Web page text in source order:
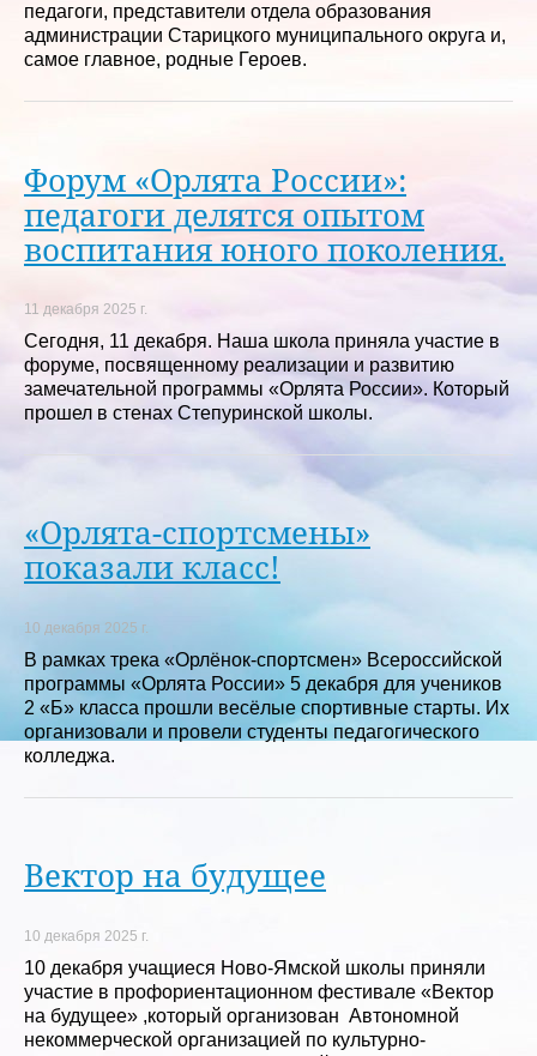
педагоги, представители отдела образования
администрации Старицкого муниципального округа и,
самое главное, родные Героев.
Форум «Орлята России»:
педагоги делятся опытом
воспитания юного поколения.
11 декабря 2025 г.
Сегодня, 11 декабря. Наша школа приняла участие в
форуме, посвященному реализации и развитию
замечательной программы «Орлята России». Который
прошел в стенах Степуринской школы.
«Орлята-спортсмены»
показали класс!
10 декабря 2025 г.
В рамках трека «Орлёнок-спортсмен» Всероссийской
программы «Орлята России» 5 декабря для учеников
2 «Б» класса прошли весёлые спортивные старты. Их
организовали и провели студенты педагогического
колледжа.
Вектор на будущее
10 декабря 2025 г.
10 декабря учащиеся Ново-Ямской школы приняли
участие в профориентационном фестивале «Вектор
на будущее» ,который организован Автономной
некоммерческой организацией по культурно-